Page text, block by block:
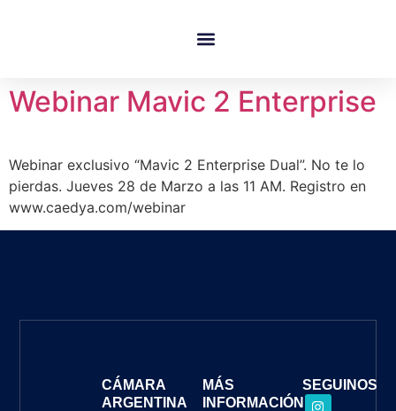
Webinar Mavic 2 Enterprise
Webinar exclusivo “Mavic 2 Enterprise Dual”. No te lo
pierdas. Jueves 28 de Marzo a las 11 AM. Registro en
www.caedya.com/webinar
CÁMARA
ARGENTINA
MÁS
INFORMACIÓN
SEGUINOS